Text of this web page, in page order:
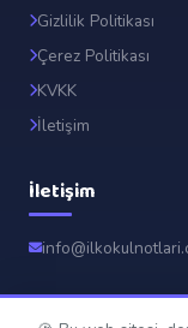
Gizlilik Politikası
Çerez Politikası
KVKK
İletişim
İletişim